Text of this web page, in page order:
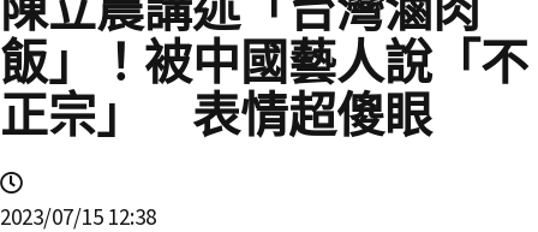
飯」！被中國藝人說「不
正宗」 表情超傻眼
2023/07/15 12:38